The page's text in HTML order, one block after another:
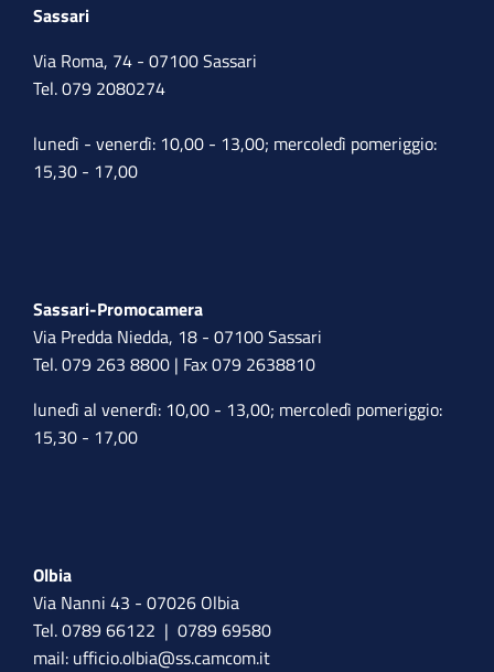
Sassari
Via Roma, 74 - 07100 Sassari
Tel. 079 2080274
lunedì - venerdì: 10,00 - 13,00; mercoledì pomeriggio:
15,30 - 17,00
Sassari-Promocamera
Via Predda Niedda, 18 - 07100 Sassari
Tel. 079 263 8800 | Fax 079 2638810
lunedì al venerdì: 10,00 - 13,00; mercoledì pomeriggio:
15,30 - 17,00
Olbia
Via Nanni 43 - 07026 Olbia
Tel. 0789 66122 | 0789 69580
mail: ufficio.olbia@ss.camcom.it